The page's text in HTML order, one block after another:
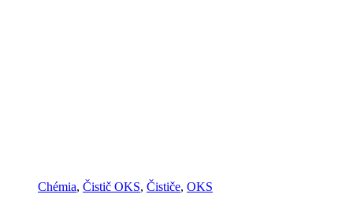
Chémia, Čistič OKS, Čističe, OKS